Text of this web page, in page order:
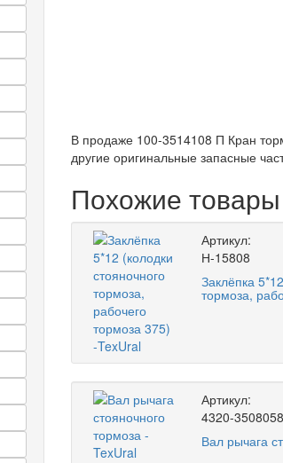
В продаже 100-3514108 П Кран
другие оригинальные запасные
Похожие товары
Артикул:
Н-15808
Заклёпка
тормоза,
Артикул:
4320-
Вал рычага